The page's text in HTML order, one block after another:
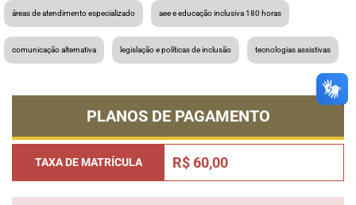
áreas de atendimento especializado aee e educação inclusiva 180 horas
comunicação alternativa legislação e políticas de inclusão tecnologias assistivas
PLANOS DE PAGAMENTO
TAXA DE MATRÍCULA R$ 60,00